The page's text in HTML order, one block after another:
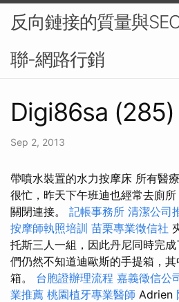
反向鏈接的質量與
聯-網路行銷
Digi86sa (285)
Sep 2, 2013
帶噴水裝置的水力按摩床 所有醫
很忙，昨天下午班迪也經常去廁
關閉連接。 記帳事務所 清潔公司
按摩師執照培訓 苗栗專業徵信社
托斯三人一組，因此丹尼同時完
們仍然不知道迪歐斯的手提箱，
箱。 台胞證辦理流程 嘉義徵信公
業推薦 桃園植牙專業醫師 Adrien